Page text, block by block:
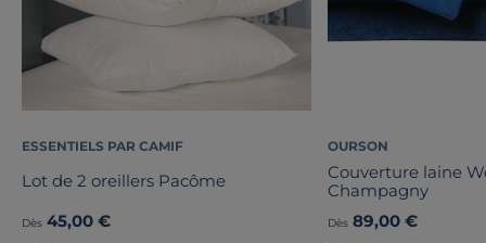
ESSENTIELS PAR CAMIF
Lot de 2 oreillers Pacôme
Dès 45,00 €
OURSON
Couverture laine
Champagny
Dès 89,00 €